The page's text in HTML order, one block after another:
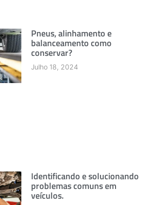
Pneus, alinhamento e
balanceamento como
conservar?
Julho 18, 2024
Identificando e solucionando
problemas comuns em
veículos.